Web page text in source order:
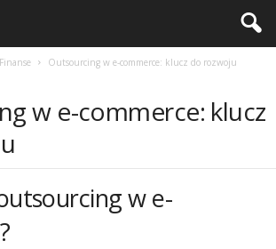
Outsourcing w e-commerce: klucz do rozwoju
w e-commerce: klucz
w e-